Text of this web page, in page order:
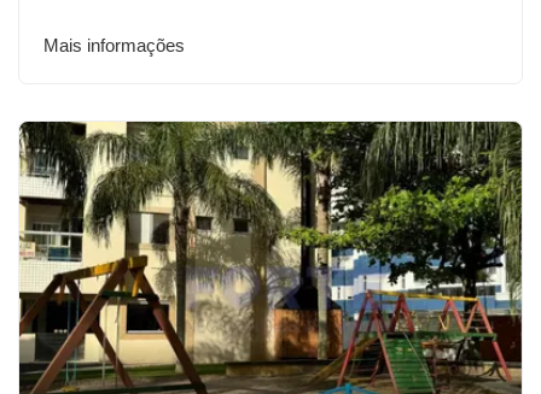
Mais informações